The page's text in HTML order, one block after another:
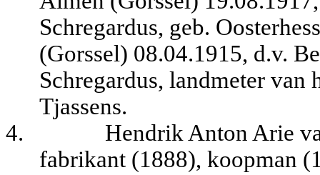
Schregardus, geb.
(Gorssel) 08.04.1915, d.v.
Schregardus, landmeter van
Tjassens.
4.
Hendrik Anton Arie
fabrikant (1888), koopman